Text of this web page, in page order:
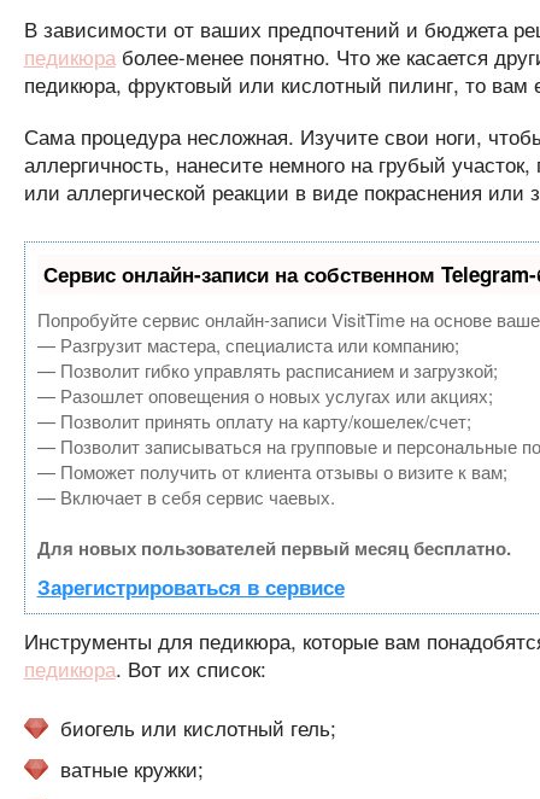
В зависимости от ваших предпочтений и бюджета
педикюраболее-менее понятно. Что же касается
педикюра, фруктовый или кислотный пилинг, то
Сама процедура несложная. Изучите свои ноги,
аллергичность, нанесите немного на грубый
или аллергической реакции в виде покраснения или
Сервис онлайн-записи на собственном
Попробуйте сервис онлайн-записи VisitTime на основе
— Разгрузит мастера, специалиста или компанию;
— Позволит гибко управлять расписанием и загрузкой;
— Разошлет оповещения о новых услугах или акциях;
— Позволит принять оплату на карту/кошелек/счет;
— Позволит записываться на групповые и персональные
— Поможет получить от клиента отзывы о визите к вам;
— Включает в себя сервис чаевых.
Для новых пользователей первый месяц бесплатно.
Зарегистрироваться в сервисе
Инструменты для педикюра, которые вам
педикюра. Вот их список:
биогель или кислотный гель;
ватные кружки;